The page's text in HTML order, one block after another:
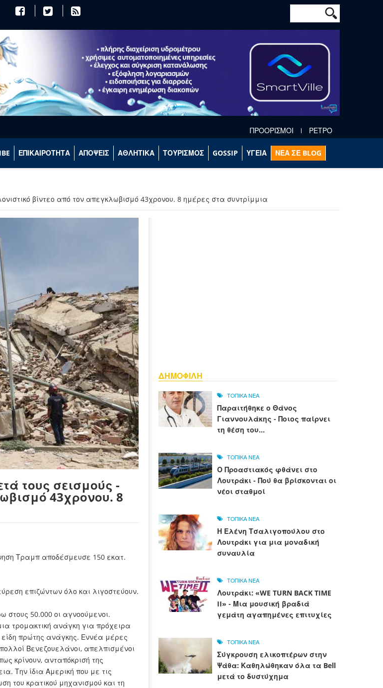
Φόρμα
Αναζήτηση
ΠΡΟΟΡΙΣΜΟΙ ΡΕΤΡΟ
ΕΠΙΚΑΙΡΟΤΗΤΑ ΑΠΟΨΕΙΣ ΑΘΛΗΤΙΚΑ ΤΟΥΡΙΣΜΟΣ GOSSIP ΥΓΕΙΑ ΝΕΑ ΣΕ BLOG
βίντεο από τον απεγκλωβισμό 43χρονου. 8 ημέρες στα συντρίμμια
τους σεισμούς -
43χρονου. 8
Τραμπ αποδέσμευσε 150 εκατ.
επιζώντων όλο και λιγοστεύουν.
στους 50.000 οι αγνοούμενοι.
τρομακτική ανάγκη για πρόχειρα
πρώτης ανάγκης. Εννέα μέρες
Βενεζουελάνοι, απελπισμένοι
κρίνουν, ανταπόκρισή της
Την ίδια Αμερική που με τις
του κρατικού μηχανισμού και τη
ΔΗΜΟΦΙΛΗ
ΤΟΠΙΚΑ ΝΕΑ
Παραιτήθηκε ο Θάνος
Γιαννουλάκης - Ποιος παίρνει
τη θέση του...
ΤΟΠΙΚΑ ΝΕΑ
Ο Προαστιακός φθάνει στο
Λουτράκι - Πού θα βρίσκονται οι
νέοι σταθμοί
ΤΟΠΙΚΑ ΝΕΑ
Η Ελένη Τσαλιγοπούλου στο
Λουτράκι για μια μοναδική
συναυλία
ΤΟΠΙΚΑ ΝΕΑ
Λουτράκι: «WE TURN BACK TIME
II» - Μια μουσική βραδιά
γεμάτη αγαπημένες επιτυχίες
ΤΟΠΙΚΑ ΝΕΑ
Σύγκρουση ελικοπτέρων στην
Ψάθα: Καθηλώθηκαν όλα τα Bell
μετά το δυστύχημα